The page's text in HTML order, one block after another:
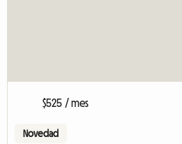
$525 / mes
Novedad